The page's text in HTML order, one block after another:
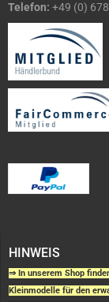
Telefon: +49 (0)
HINWEIS
⇒ In unserem Shop
Kleinmodelle für den